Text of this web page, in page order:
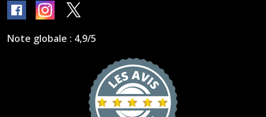
Note globale : 4,9/5